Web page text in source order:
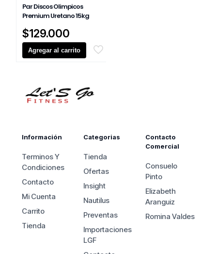
Par Discos Olimpicos
Premium Uretano 15kg
$129.000
Agregar al carrito
Información
Terminos Y
Condiciones
Contacto
Mi Cuenta
Carrito
Tienda
Categorias
Tienda
Ofertas
Insight
Nautilus
Preventas
Importaciones
LGF
Contacto
Comercial
Consuelo
Pinto
Elizabeth
Aranguiz
Romina Valdes